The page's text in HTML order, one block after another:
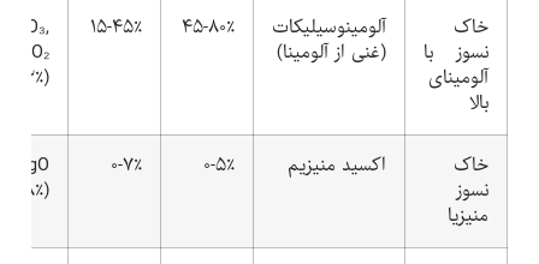
خاک
نسوز با
آلومینای
بالا
آلومینوسیلیکات
(غنی از آلومینا)
۴۵-۸۰٪ ۱۵-۴۵٪
Fe₂O₃,
TiO₂
(۱-۳٪)
خاک
نسوز
منیزیا
اکسید منیزیم ۰-۵٪ ۰-۷٪
MgO
(۸۵-